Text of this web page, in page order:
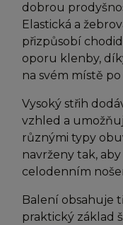
dobrou
Elastická a
přizpůsobí
oporu klenby,
na svém místě
Vysoký střih
vzhled a
různými typy
navrženy tak,
celodenním
Balení obsahuje
praktický základ